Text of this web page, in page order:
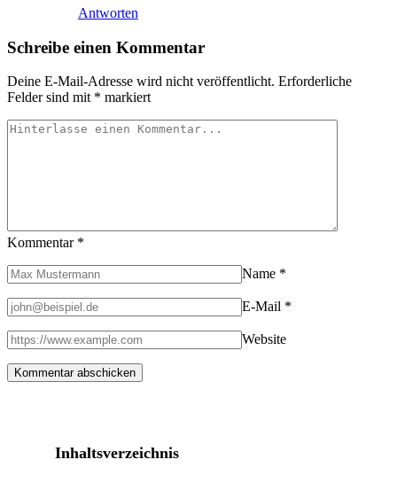
Antworten
Schreibe einen Kommentar
Deine E-Mail-Adresse wird nicht veröffentlicht. Erforderliche
Felder sind mit * markiert
Kommentar *
Name *
E-Mail *
Website
Inhaltsverzeichnis